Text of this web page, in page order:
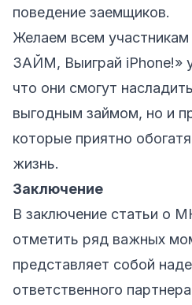
поведение заемщиков.
Желаем всем
ЗАЙМ, Выиграй iPhone!»
что они смогут
выгодным займом, но и
которые приятно
жизнь.
Заключение
В заключение статьи о
отметить ряд важных
представляет собой
ответственного